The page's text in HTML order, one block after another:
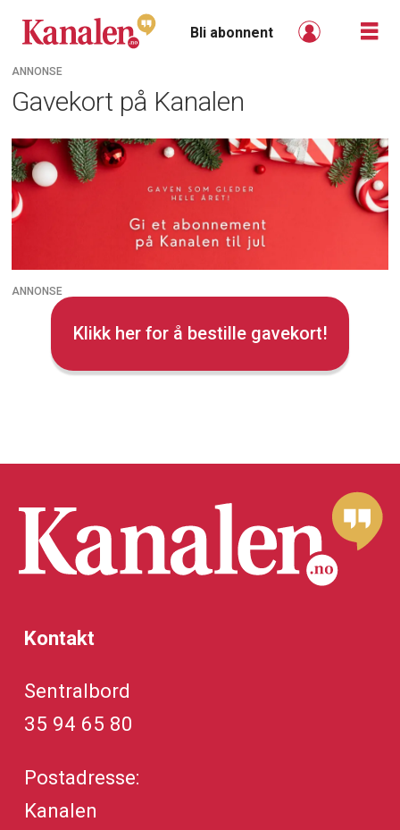
Bli abonnent
Kanalen
gavekort
ANNONSE
Gavekort på Kanalen
ANNONSE
Klikk her for å bestille gavekort!
Kontakt
Sentralbord
35 94 65 80
Postadresse:
Kanalen